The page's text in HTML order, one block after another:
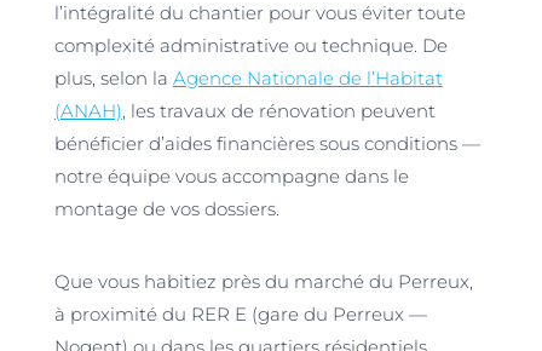
l’intégralité du chantier pour vous éviter toute
complexité administrative ou technique. De
plus, selon la Agence Nationale de l’Habitat
(ANAH), les travaux de rénovation peuvent
bénéficier d’aides financières sous conditions —
notre équipe vous accompagne dans le
montage de vos dossiers.
Que vous habitiez près du marché du Perreux,
à proximité du RER E (gare du Perreux —